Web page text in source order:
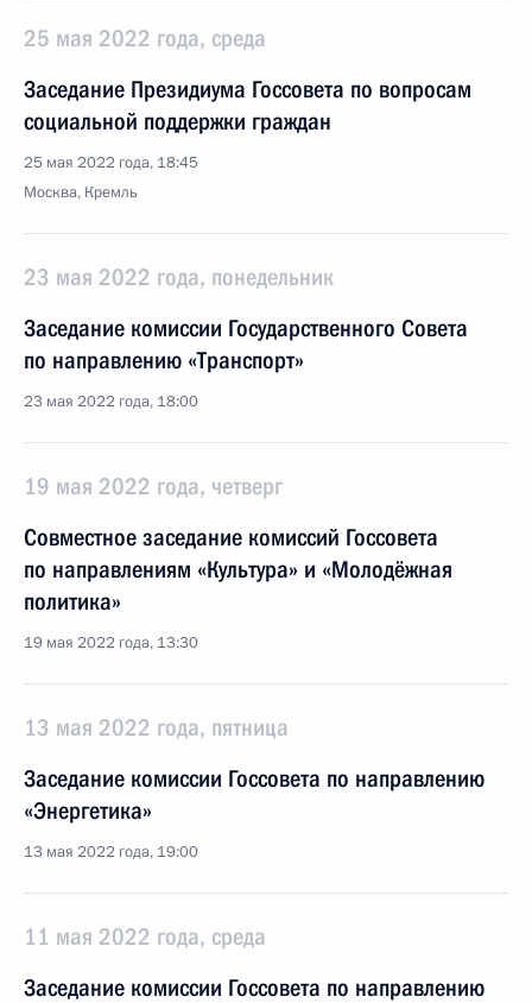
25 мая 2022 года, среда
Заседание Президиума Госсовета по вопросам
социальной поддержки граждан
25 мая 2022 года, 18:45
Москва, Кремль
23 мая 2022 года, понедельник
Заседание комиссии Государственного Совета
по направлению «Транспорт»
23 мая 2022 года, 18:00
19 мая 2022 года, четверг
Совместное заседание комиссий Госсовета
по направлениям «Культура» и «Молодёжная
политика»
19 мая 2022 года, 13:30
13 мая 2022 года, пятница
Заседание комиссии Госсовета по направлению
«Энергетика»
13 мая 2022 года, 19:00
11 мая 2022 года, среда
Заседание комиссии Госсовета по направлению